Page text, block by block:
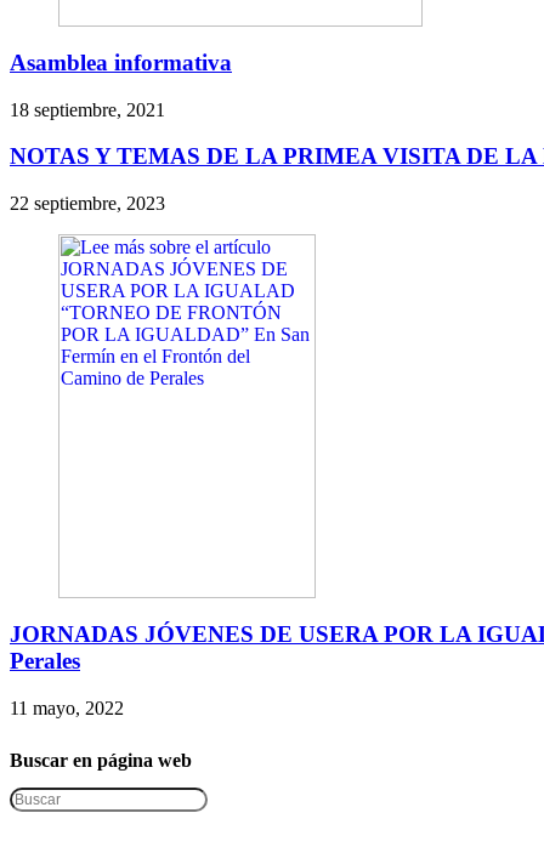
Asamblea informativa
18 septiembre, 2021
NOTAS Y TEMAS DE LA PRIMEA VISITA DE
22 septiembre, 2023
JORNADAS JÓVENES DE USERA POR LA
Perales
11 mayo, 2022
Buscar en página web